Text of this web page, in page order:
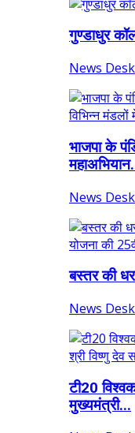
गुण्डाधुर
News Desk
भाजपा के
News Desk
बस्तर की
News Desk
टी20
मुख्यमंत्री...